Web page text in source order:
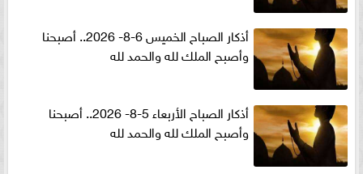
أذكار الصباح الخميس 6-8- 2026.. أصبحنا
وأصبح الملك لله والحمد لله
أذكار الصباح الأربعاء 5-8- 2026.. أصبحنا
وأصبح الملك لله والحمد لله